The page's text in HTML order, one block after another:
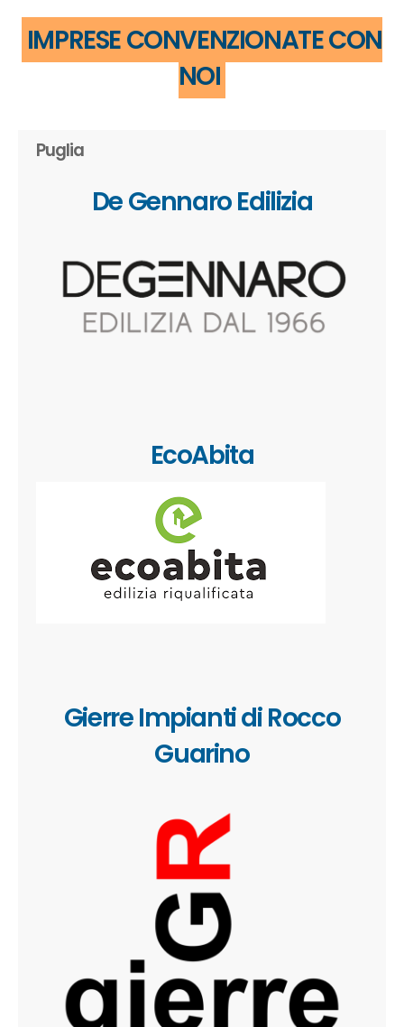
IMPRESE CONVENZIONATE CON
NOI
Puglia
De Gennaro Edilizia
EcoAbita
Gierre Impianti di Rocco
Guarino